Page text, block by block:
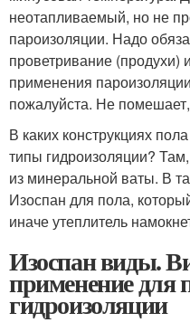
неотапливаемый, но не
пароизоляции. Надо
проветривание (продухи)
применения
пожалуйста. Не
В каких конструкциях
типы гидроизоляции? Там,
из минеральной ваты. В
Изоспан для пола,
иначе утеплитель
Изоспан виды.
применение для
гидроизоляции